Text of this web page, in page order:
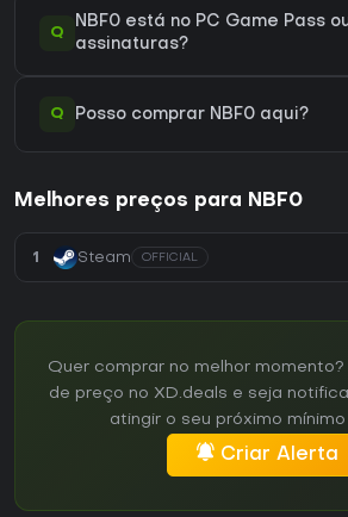
Q
NBF0 está no PC Game Pass
assinaturas?
Q Posso comprar NBF0 aqui?
Melhores preços para NBF0
1 Steam OFFICIAL
Quer comprar no melhor
de preço no XD.deals e seja
atingir o seu próximo
Criar Alerta